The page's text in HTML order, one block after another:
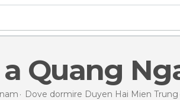
a Quang
Dove dormire Duyen Hai Mien Trung